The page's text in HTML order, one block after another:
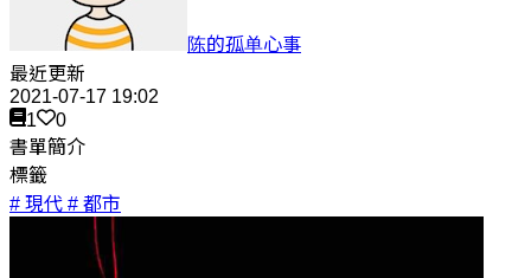
陈的孤单心事
最近更新
2021-07-17 19:02
1
0
書單簡介
標籤
# 現代 # 都市